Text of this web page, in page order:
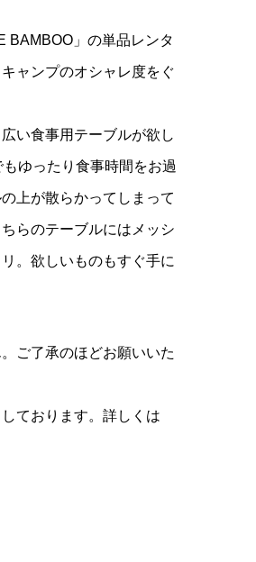
BAMBOO」の単品レンタ
ャンプのオシャレ度をぐ
い食事用テーブルが欲し
ゆったり食事時間をお過
上が散らかってしまって
らのテーブルにはメッシ
。欲しいものもすぐ手に
ご了承のほどお願いいた
ております。詳しくは